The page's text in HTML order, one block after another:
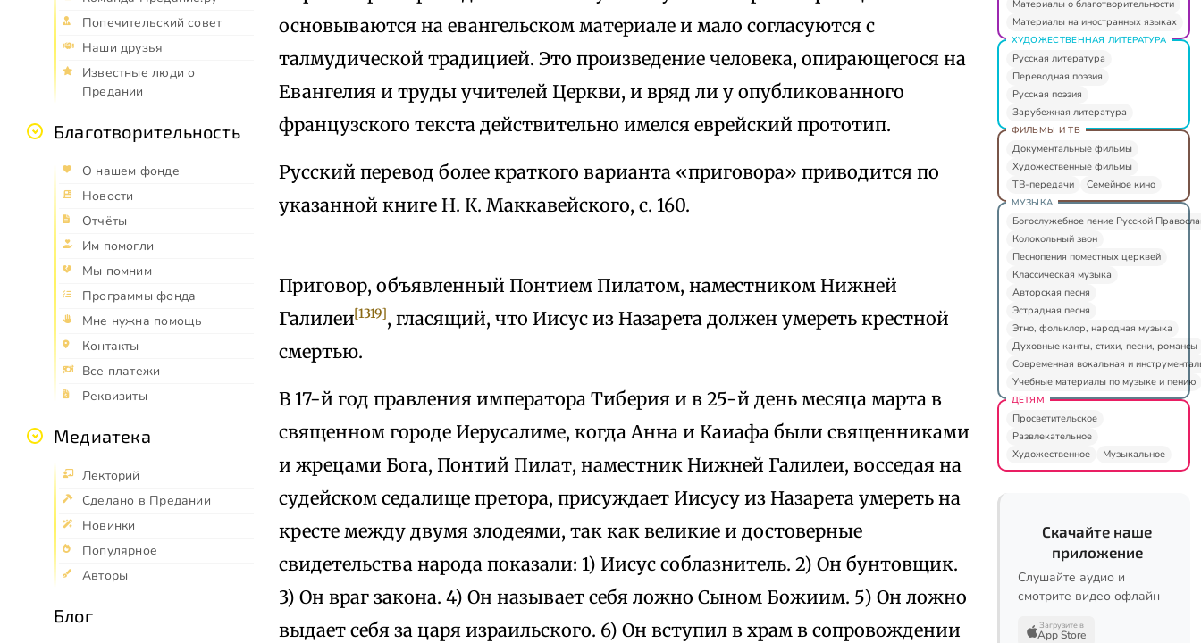
Попечительский совет
Наши друзья
Известные люди о
Предании
Благотворительность
О нашем фонде
Новости
Отчёты
Им помогли
Мы помним
Программы фонда
Мне нужна помощь
Контакты
Все платежи
Реквизиты
Медиатека
Лекторий
Сделано в Предании
Новинки
Популярное
Авторы
Блог
основываются на евангельском материале и мало согласуются с
талмудической традицией. Это произведение человека, опирающегося на
Евангелия и труды учителей Церкви, и вряд ли у опубликованного
французского текста действительно имелся еврейский прототип.
Русский перевод более краткого варианта «приговора» приводится по
указанной книге Н. К. Маккавейского, с. 160.
Приговор, объявленный Понтием Пилатом, наместником Нижней
Галилеи[1319], гласящий, что Иисус из Назарета должен умереть крестной
смертью.
В 17-й год правления императора Тиберия и в 25-й день месяца марта в
священном городе Иерусалиме, когда Анна и Каиафа были священниками
и жрецами Бога, Понтий Пилат, наместник Нижней Галилеи, восседая на
судейском седалище претора, присуждает Иисусу из Назарета умереть на
кресте между двумя злодеями, так как великие и достоверные
свидетельства народа показали: 1) Иисус соблазнитель. 2) Он бунтовщик.
3) Он враг закона. 4) Он называет себя ложно Сыном Божиим. 5) Он ложно
выдает себя за царя израильского. 6) Он вступил в храм в сопровождении
Материалы о благотворительности
Материалы на иностранных языках
ХУДОЖЕСТВЕННАЯ ЛИТЕРАТУРА
Русская литература
Переводная поэзия
Русская поэзия
Зарубежная литература
ФИЛЬМЫ И ТВ
Документальные фильмы
Художественные фильмы
ТВ-передачи
Семейное кино
МУЗЫКА
Богослужебное пение Русской
Колокольный звон
Песнопения поместных церквей
Классическая музыка
Авторская песня
Эстрадная песня
Этно, фольклор, народная музыка
Духовные канты, стихи, песни, романсы
Современная вокальная и
Учебные материалы по музыке и пению
ДЕТЯМ
Просветительское
Развлекательное
Художественное
Музыкальное
Скачайте наше
приложение
Слушайте аудио и
смотрите видео офлайн
Загрузите в
App Store